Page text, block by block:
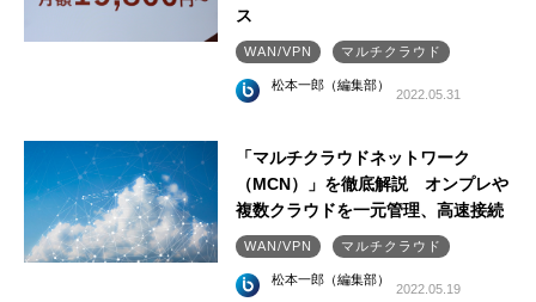
ス
WAN/VPN マルチクラウド
松本一郎（編集部）
2022.05.31
「マルチクラウドネットワーク
（MCN）」を徹底解説 オンプレや
複数クラウドを一元管理、高速接続
WAN/VPN マルチクラウド
松本一郎（編集部）
2022.05.19